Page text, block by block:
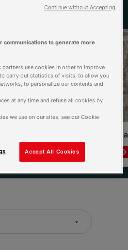
communications to generate more
partners use cookies in order to improve
carry out statistics of visits, to allow you
to personalize our contents and
at any time and refuse all cookies by
we use on our sites, see our Cookie
Accept All Cookies
Continue without Accepting